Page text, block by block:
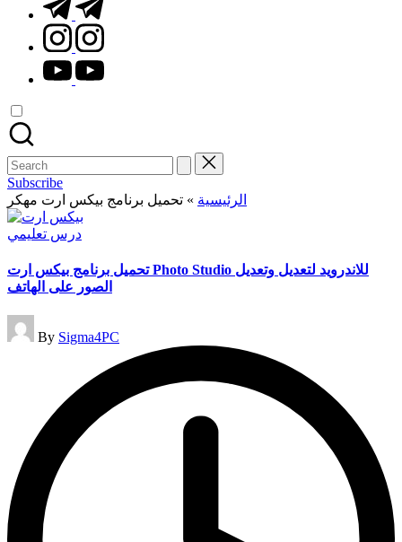
instagram.com
youtube.com
Search
for:
Subscribe
الرئيسية » تحميل برنامج بيكس ارت مهكر
Posted
درس تعليمي
تحميل برنامج بيكس ارت Photo Studio للاندرويد لتعديل وتعديل
الصور على الهاتف
Posted
by
By Sigma4PC